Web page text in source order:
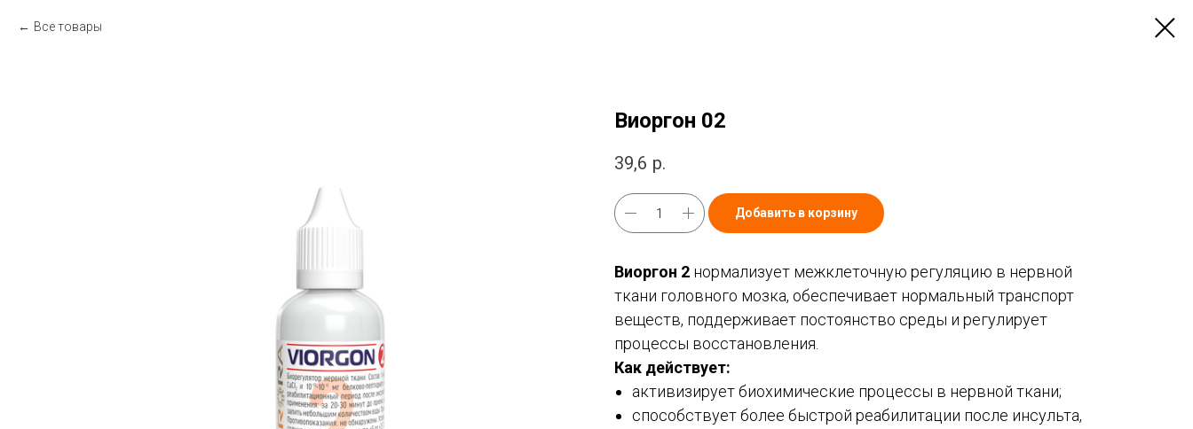
Все товары
Виоргон 02
39,6 р.
Добавить в корзину
Виоргон 2 нормализует межклеточную регуляцию в нервной
ткани головного мозка, обеспечивает нормальный транспорт
веществ, поддерживает постоянство среды и регулирует
процессы восстановления.
Как действует:
активизирует биохимические процессы в нервной ткани;
способствует более быстрой реабилитации после инсульта,